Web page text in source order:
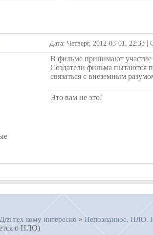
Дата: Четверг, 2012-03-01, 22:33 |
В фильме принимают участие
Создатели фильма пытаются
связаться с внеземным
Это вам не это!
тех кому интересно » Непознанное. НЛО.
о НЛО)